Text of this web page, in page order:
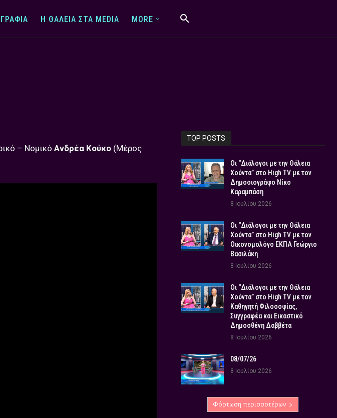
Η ΘΆΛΕΙΑ ΣΤΑ MEDIA MORE
– Νομικό Ανδρέα Κούκο (Μέρος
TOP POSTS
Οι “Διάλογοι με την Θάλεια
Χούντα” στο High TV με τον
Δημοσιογράφο Νίκο
Καραμπάση
8 Ιουλίου 2026
Οι “Διάλογοι με την Θάλεια
Χούντα” στο High TV με τον
Οικονομολόγο ΕΚΠΑ Γεώργιο
Βασιλάκη
8 Ιουλίου 2026
Οι “Διάλογοι με την Θάλεια
Χούντα” στο High TV με τον
Καθηγητή Φιλοσοφίας,
Συγγραφέα και Εικαστικό
Δημοσθένη Δαββέτα
8 Ιουλίου 2026
08/07/26
8 Ιουλίου 2026
Φόρτωση περισσοτέρων